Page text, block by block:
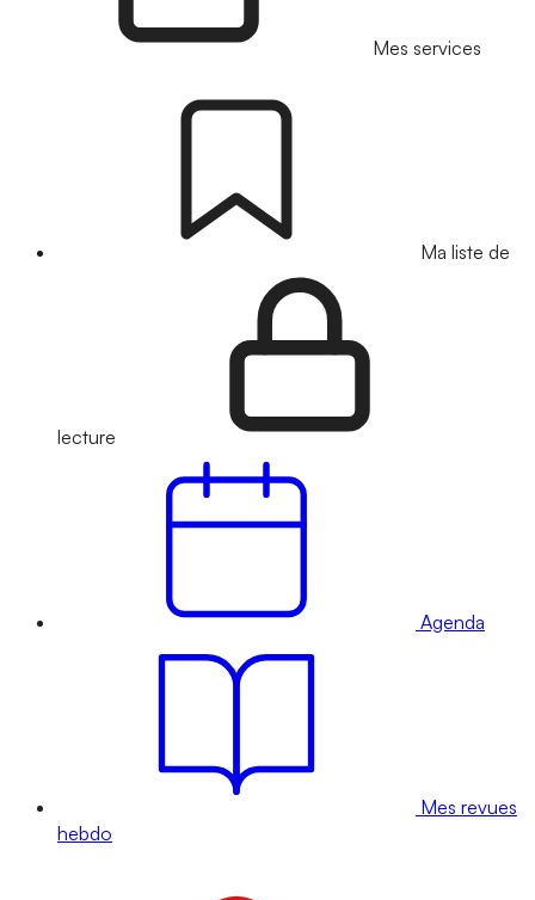
Mes services
Ma liste de
lecture
Agenda
Mes revues
hebdo